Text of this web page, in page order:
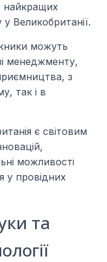
найкращих
у Великобританії.
можуть
менеджменту,
з
так і в
є світовим
можливості
у провідних
та